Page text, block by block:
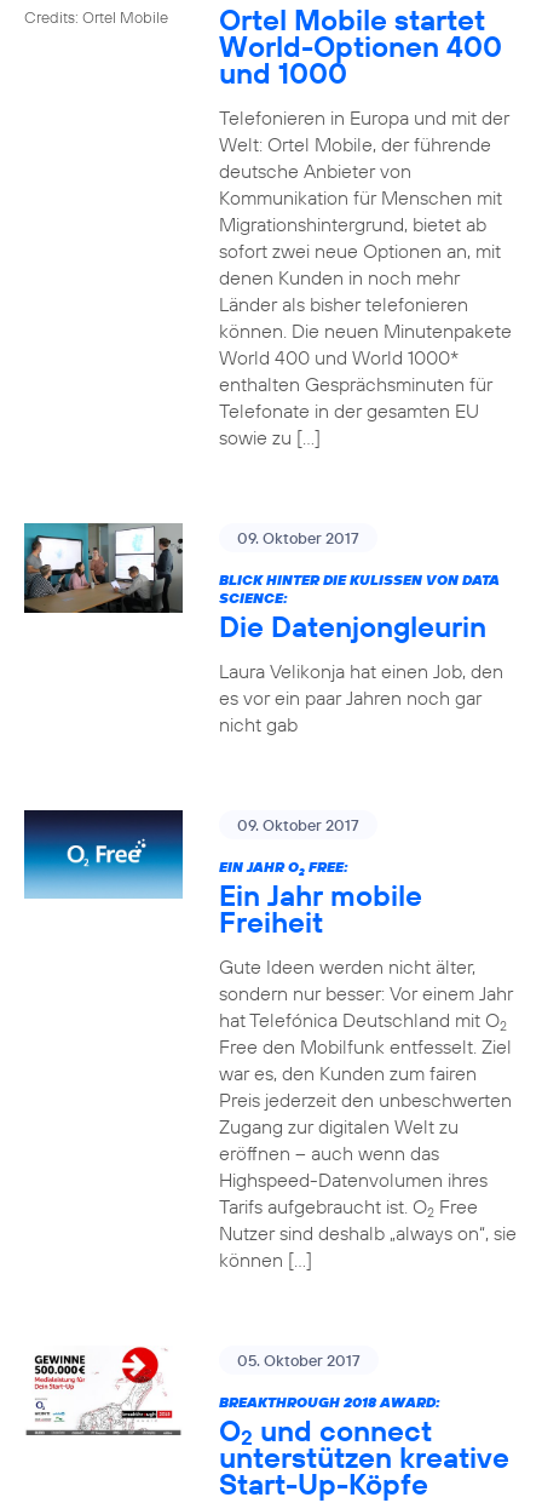
Credits: Ortel Mobile Ortel Mobile startet
World-Optionen 400
und 1000
Telefonieren in Europa und mit der
Welt: Ortel Mobile, der führende
deutsche Anbieter von
Kommunikation für Menschen mit
Migrationshintergrund, bietet ab
sofort zwei neue Optionen an, mit
denen Kunden in noch mehr
Länder als bisher telefonieren
können. Die neuen Minutenpakete
World 400 und World 1000*
enthalten Gesprächsminuten für
Telefonate in der gesamten EU
sowie zu […]
09. Oktober 2017
BLICK HINTER DIE KULISSEN VON DATA
SCIENCE:
Die Datenjongleurin
Laura Velikonja hat einen Job, den
es vor ein paar Jahren noch gar
nicht gab
09. Oktober 2017
EIN JAHR O2FREE:
Ein Jahr mobile
Freiheit
Gute Ideen werden nicht älter,
sondern nur besser: Vor einem Jahr
hat Telefónica Deutschland mit O2
Free den Mobilfunk entfesselt. Ziel
war es, den Kunden zum fairen
Preis jederzeit den unbeschwerten
Zugang zur digitalen Welt zu
eröffnen – auch wenn das
Highspeed-Datenvolumen ihres
Tarifs aufgebraucht ist. O2Free
Nutzer sind deshalb „always on“, sie
können […]
05. Oktober 2017
BREAKTHROUGH 2018 AWARD:
O2 und connect
unterstützen kreative
Start-Up-Köpfe